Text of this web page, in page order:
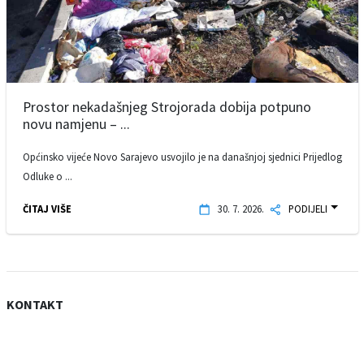
Prostor nekadašnjeg Strojorada dobija potpuno
novu namjenu – ...
Općinsko vijeće Novo Sarajevo usvojilo je na današnjoj sjednici Prijedlog
Odluke o ...
ČITAJ VIŠE 30. 7. 2026. PODIJELI
KONTAKT